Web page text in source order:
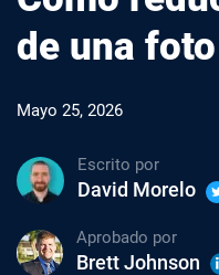
de una
Mayo 25, 2026
Escrito por
David Morelo
Aprobado por
Brett Johnson